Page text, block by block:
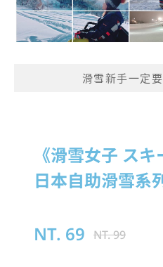
滑雪新手一定